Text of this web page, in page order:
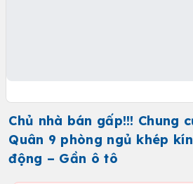
Chủ nhà bán gấp!!! Chung
Quân 9 phòng ngủ khép
động – Gần ô tô